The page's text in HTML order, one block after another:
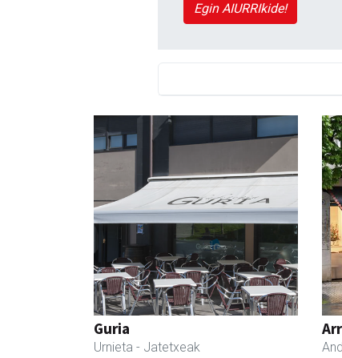
Egin AIURRIkide!
Guria
Urnieta - Jatetxeak